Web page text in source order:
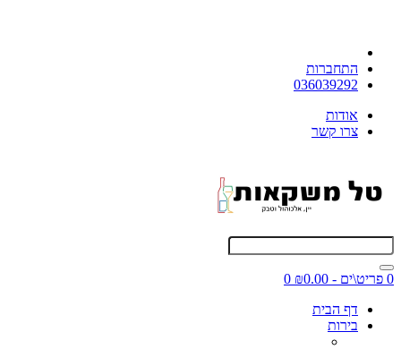
התחברות
036039292
אודות
צרו קשר
0 פריט\ים - ₪0.00
0
דף הבית
בירות